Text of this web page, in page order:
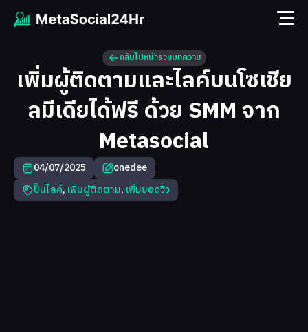
กลับไปหน้ารวมบทความ
เพิ่มผู้ติดตามและไลค์บนโซเชีย
ลมีเดียได้ฟรี ด้วย SMM จาก
Metasocial
04/07/2025
onedee
ปั๊มไลค์, เพิ่มผู้ติดตาม, เพิ่มยอดวิว